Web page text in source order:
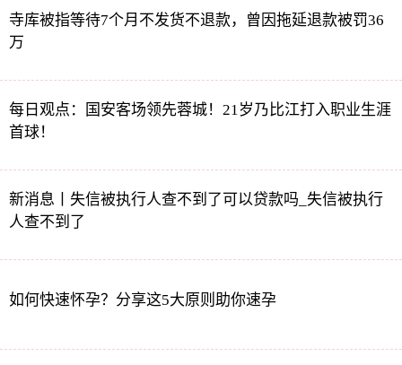
寺库被指等待7个月不发货不退款，曾因拖延退款被罚36
万
每日观点：国安客场领先蓉城！21岁乃比江打入职业生涯
首球！
新消息丨失信被执行人查不到了可以贷款吗_失信被执行
人查不到了
如何快速怀孕？分享这5大原则助你速孕